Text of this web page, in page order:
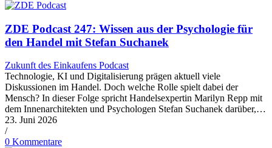
ZDE Podcast 247: Wissen aus der Psychologie für
den Handel mit Stefan Suchanek
Zukunft des Einkaufens Podcast
Technologie, KI und Digitalisierung prägen aktuell viele
Diskussionen im Handel. Doch welche Rolle spielt dabei der
Mensch? In dieser Folge spricht Handelsexpertin Marilyn Repp mit
dem Innenarchitekten und Psychologen Stefan Suchanek darüber,…
23. Juni 2026
/
0 Kommentare